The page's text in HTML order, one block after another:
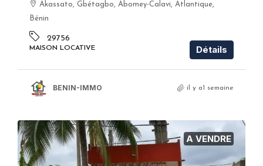
Akassato, Gbétagbo, Abomey-Calavi, Atlantique,
Bénin
29756
MAISON LOCATIVE Détails
BENIN-IMMO il y a1 semaine
A VENDRE